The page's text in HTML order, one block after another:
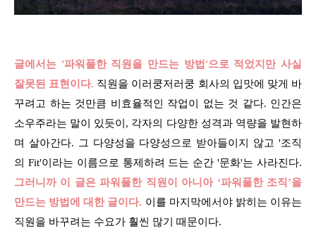
글에서는 '파워풀한 직원을 만드는 방법'으로 적었지만 사실
잘못된 표현이다. 직원을 이러쿵저러쿵 회사의 입맛에 맞게 바
꾸려고 하는 것만큼 비효율적인 작업이 없는 것 같다. 인간은
소우주라는 말이 있듯이, 각자의 다양한 성격과 역량을 발현하
며 살아간다. 그 다양성을 다양성으로 받아들이지 않고 '조직
의 Fit'이라는 이름으로 통제하려 드는 순간 '문화'는 사라진다.
그러니까 이 글은 파워풀한 직원이 아니아 ‘파워풀한 조직’을
만드는 방법에 대한 글이다. 이를 마지막에서야 밝히는 이유는
직원을 바꾸려는 수요가 훨씬 많기 때문이다.